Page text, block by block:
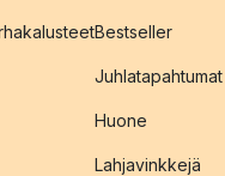
Bestseller
Juhlatapahtumat
Huone
Lahjavinkkejä